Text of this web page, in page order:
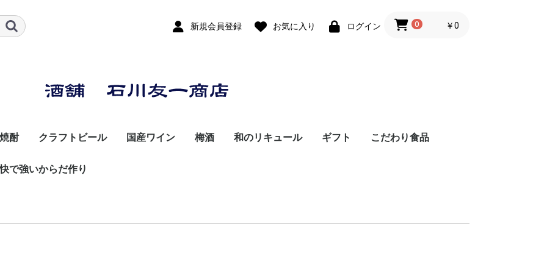
新規会員登録 お気に入り ログイン 0 ￥0
酎 クラフトビール 国産ワイン 梅酒 和のリキュール ギフト こだわり食品
で強いからだ作り